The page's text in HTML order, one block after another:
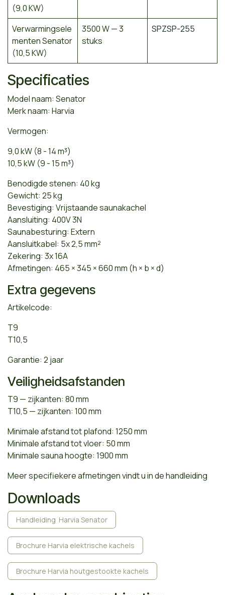
(9,0 KW)
Verwarmingsele
menten Senator
(10,5 KW)
3500 W — 3
stuks
SPZSP-255
Specificaties
Model naam: Senator
Merk naam: Harvia
Vermogen:
9,0 kW (8 - 14 m³)
10,5 kW (9 - 15 m³)
Benodigde stenen: 40 kg
Gewicht: 25 kg
Bevestiging: Vrijstaande saunakachel
Aansluiting: 400V 3N
Saunabesturing: Extern
Aansluitkabel: 5x 2,5 mm²
Zekering: 3x 16A
Afmetingen: 465 × 345 × 660 mm (h × b × d)
Extra gegevens
Artikelcode:
T9
T10,5
Garantie: 2 jaar
Veiligheidsafstanden
T9 — zijkanten: 80 mm
T10,5 — zijkanten: 100 mm
Minimale afstand tot plafond: 1250 mm
Minimale afstand tot vloer: 50 mm
Minimale sauna hoogte: 1900 mm
Meer specifiekere afmetingen vindt u in de handleiding
Downloads
Handleiding Harvia Senator
Brochure Harvia elektrische kachels
Brochure Harvia houtgestookte kachels